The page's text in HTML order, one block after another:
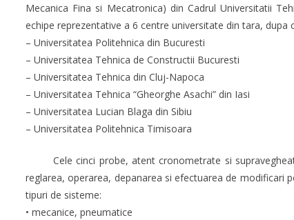
Mecanica Fina si Mecatronica) din Cadrul Universitatii
echipe reprezentative a 6 centre universitate din tara, dupa
– Universitatea Politehnica din Bucuresti
– Universitatea Tehnica de Constructii Bucuresti
– Universitatea Tehnica din Cluj-Napoca
– Universitatea Tehnica “Gheorghe Asachi” din Iasi
– Universitatea Lucian Blaga din Sibiu
– Universitatea Politehnica Timisoara
Cele cinci probe, atent cronometrate si
reglarea, operarea, depanarea si efectuarea de modificari
tipuri de sisteme:
• mecanice, pneumatice